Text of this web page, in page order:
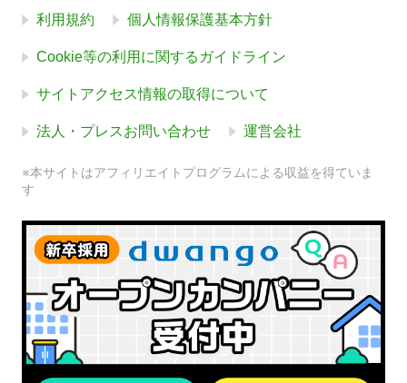
利用規約 個人情報保護基本方針
Cookie等の利用に関するガイドライン
サイトアクセス情報の取得について
法人・プレスお問い合わせ 運営会社
※本サイトはアフィリエイトプログラムによる収益を得ていま
す